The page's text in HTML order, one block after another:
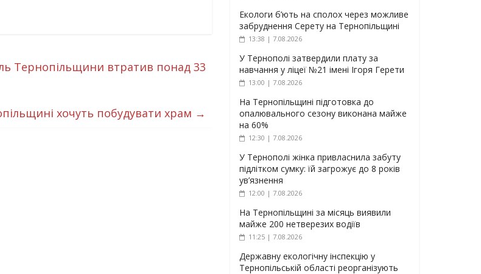
Тернопільщини втратив понад 33
хочуть побудувати храм →
Екологи б’ють на сполох через можливе
забруднення Серету на Тернопільщині
13:38 | 7.08.2026
У Тернополі затвердили плату за
навчання у ліцеї №21 імені Ігоря Герети
13:00 | 7.08.2026
На Тернопільщині підготовка до
опалювального сезону виконана майже
на 60%
12:30 | 7.08.2026
У Тернополі жінка привласнила забуту
підлітком сумку: їй загрожує до 8 років
ув’язнення
12:00 | 7.08.2026
На Тернопільщині за місяць виявили
майже 200 нетверезих водіїв
11:25 | 7.08.2026
Державну екологічну інспекцію у
Тернопільській області реорганізують